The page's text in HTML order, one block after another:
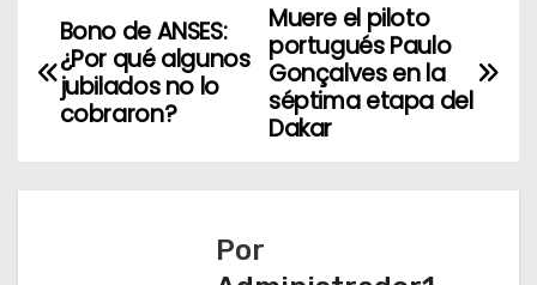
N
a
e
Muere el piloto
portugués Paulo
Gonçalves en la
séptima etapa del
Dakar
Bono de ANSES:
¿Por qué algunos
jubilados no lo
cobraron?
Por